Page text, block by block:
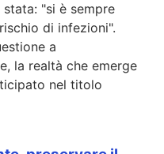
"si è sempre
di infezioni".
a
la realtà che emerge
nel titolo